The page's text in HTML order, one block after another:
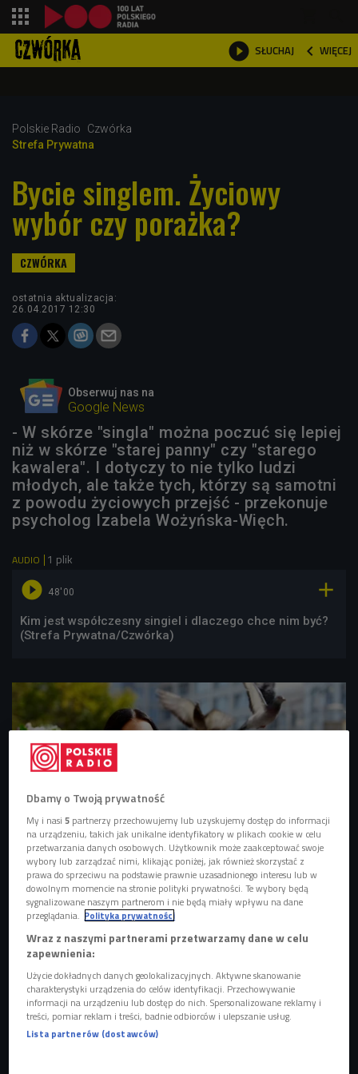
 SŁUCHAJ  WIĘCEJ

Polskie Radio
Czwórka
Strefa Prywatna
Bycie singlem. Życiowy
wybór czy porażka?
ostatnia aktualizacja:
26.04.2017 12:30
Obserwuj nas na
Google News
- W skórze "singla" można poczuć się lepiej
niż w skórze "starej panny" czy "starego
kawalera". I dotyczy to nie tylko ludzi
młodych, ale także tych, którzy są samotni
z powodu życiowych przejść - przekonuje
psycholog Izabela Wożyńska-Więch.
AUDIO 1 plik
 48'00 
Kim jest współczesny singiel i dlaczego chce nim być?
(Strefa Prywatna/Czwórka)
Zdj. ilustracyjne Foto: Glow Images/East News
Dbamy o Twoją prywatność
My i nasi5 partnerzy przechowujemy lub uzyskujemy dostęp do informacji
na urządzeniu, takich jak unikalne identyfikatory w plikach cookie w celu
przetwarzania danych osobowych. Użytkownik może zaakceptować swoje
wybory lub zarządzać nimi, klikając poniżej, jak również skorzystać z
prawa do sprzeciwu na podstawie prawnie uzasadnionego interesu lub w
dowolnym momencie na stronie polityki prywatności. Te wybory będą
sygnalizowane naszym partnerom i nie będą miały wpływu na dane
przeglądania. Polityka prywatności
Wraz z naszymi partnerami przetwarzamy dane w celu
zapewnienia:
Użycie dokładnych danych geolokalizacyjnych. Aktywne skanowanie
charakterystyki urządzenia do celów identyfikacji. Przechowywanie
informacji na urządzeniu lub dostęp do nich. Spersonalizowane reklamy i
treści, pomiar reklam i treści, badnie odbiorców i ulepszanie usług.
Lista partnerów (dostawców)